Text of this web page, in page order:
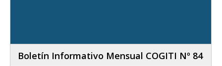
Boletín Informativo Mensual COGITI Nº 84